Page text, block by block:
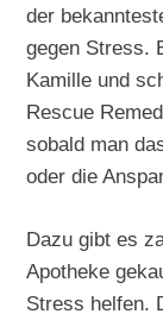
der
gegen Stress.
Kamille und
Rescue
sobald man
oder die
Dazu gibt es
Apotheke
Stress helfen.